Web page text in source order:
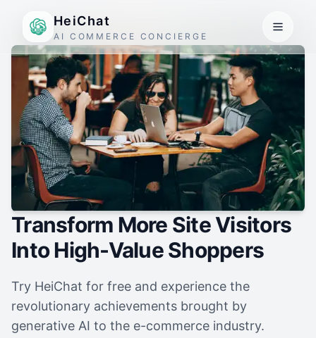
HeiChat
AI COMMERCE CONCIERGE
Transform More Site Visitors
Into High-Value Shoppers
Try HeiChat for free and experience the
revolutionary achievements brought by
generative AI to the e-commerce industry.